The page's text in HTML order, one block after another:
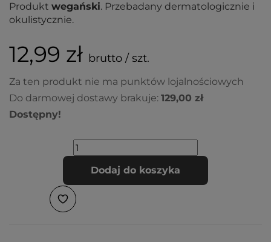
Produkt wegański. Przebadany dermatologicznie i
okulistycznie.
12,99 zł brutto / szt.
Za ten produkt nie ma punktów lojalnościowych
Do darmowej dostawy brakuje: 129,00 zł
Dostępny!
Dodaj do koszyka